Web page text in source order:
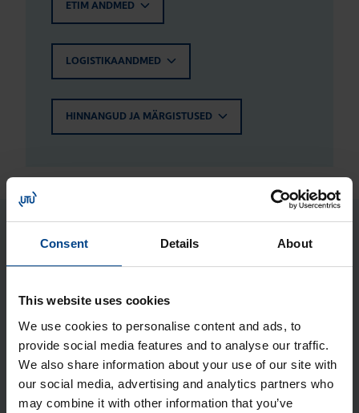
Consent Details About
This website uses cookies
We use cookies to personalise content and ads, to
provide social media features and to analyse our traffic.
We also share information about your use of our site with
our social media, advertising and analytics partners who
may combine it with other information that you’ve
ETIM ANDMED
LOGISTIKAANDMED
HINNANGUD JA MÄRGISTUSED
Seotud tooted
950x600x250 mm, metall, IP65
Tootekood: FL175A
Jao­tus­kilp Orion Plus, aknaga,
950x600x300 mm, metall, IP65
Tootekood: FL176A